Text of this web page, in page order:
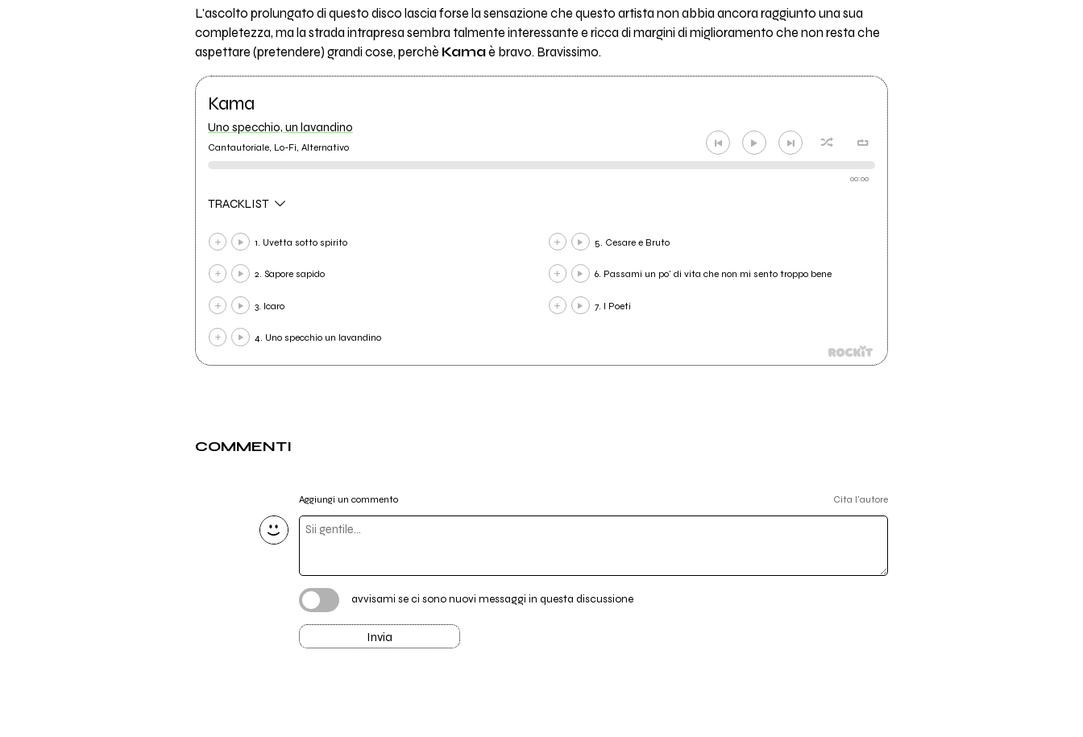
L'ascolto prolungato di questo disco lascia forse la sensazione che questo artista non abbia ancora raggiunto una sua
completezza, ma la strada intrapresa sembra talmente interessante e ricca di margini di miglioramento che non resta che
aspettare (pretendere) grandi cose, perchè Kamaè bravo. Bravissimo.
Kama
Uno specchio, un lavandino
Cantautoriale, Lo-Fi, Alternativo
00:00
TRACKLIST
1. Uvetta sotto spirito
2. Sapore sapido
3. Icaro
4. Uno specchio un lavandino
5. Cesare e Bruto
6. Passami un po' di vita che non mi sento troppo bene
7. I Poeti
COMMENTI
Aggiungi un commento Cita l'autore
avvisami se ci sono nuovi messaggi in questa discussione
Invia